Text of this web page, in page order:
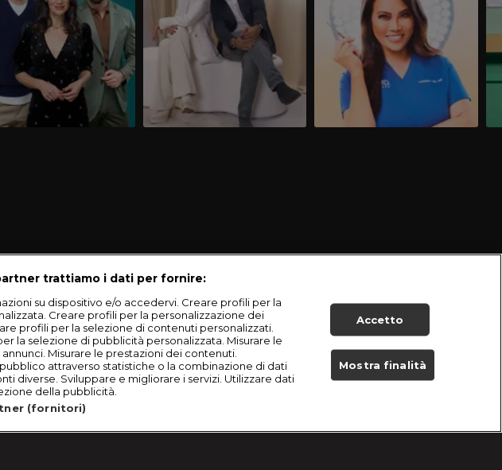
trattiamo i dati per fornire:
su dispositivo e/o accedervi. Creare profili per la
Creare profili per la personalizzazione dei
profili per la selezione di contenuti personalizzati.
la selezione di pubblicità personalizzata. Misurare le
Misurare le prestazioni dei contenuti.
attraverso statistiche o la combinazione di dati
diverse. Sviluppare e migliorare i servizi. Utilizzare dati
della pubblicità.
(fornitori)
Accetto
Mostra finalità